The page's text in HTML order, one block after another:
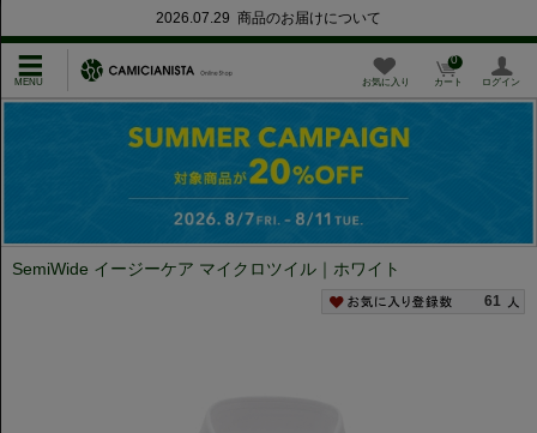
2026.07.29 商品のお届けについて
お気に入り カート
0
ログイン
SemiWide イージーケア マイクロツイル｜ホワイト
61